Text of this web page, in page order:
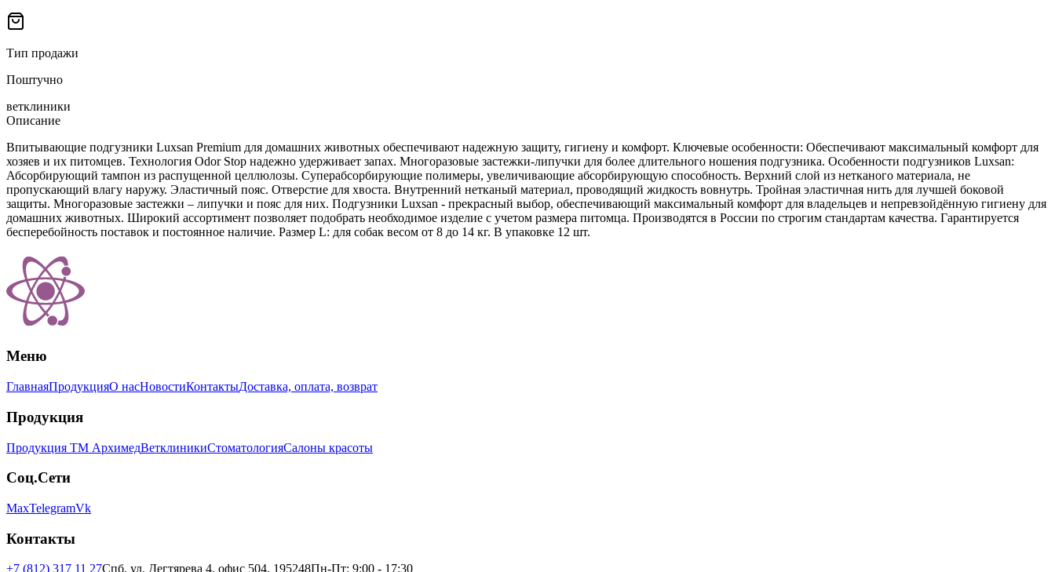
Тип продажи
Поштучно
ветклиники
Описание
Впитывающие подгузники Luxsan Premium для домашних животных обеспечивают надежную защиту, гигиену и комфорт. Ключевые особенности: Обеспечивают максимальный комфорт для
хозяев и их питомцев. Технология Odor Stop надежно удерживает запах. Многоразовые застежки-липучки для более длительного ношения подгузника. Особенности подгузников Luxsan:
Абсорбирующий тампон из распущенной целлюлозы. Суперабсорбирующие полимеры, увеличивающие абсорбирующую способность. Верхний слой из нетканого материала, не
пропускающий влагу наружу. Эластичный пояс. Отверстие для хвоста. Внутренний нетканый материал, проводящий жидкость вовнутрь. Тройная эластичная нить для лучшей боковой
защиты. Многоразовые застежки – липучки и пояс для них. Подгузники Luxsan - прекрасный выбор, обеспечивающий максимальный комфорт для владельцев и непревзойдённую гигиену для
домашних животных. Широкий ассортимент позволяет подобрать необходимое изделие с учетом размера питомца. Производятся в России по строгим стандартам качества. Гарантируется
бесперебойность поставок и постоянное наличие. Размер L: для собак весом от 8 до 14 кг. В упаковке 12 шт.
Меню
ГлавнаяПродукцияО насНовостиКонтактыДоставка, оплата, возврат
Продукция
Продукция ТМ АрхимедВетклиникиСтоматологияСалоны красоты
Соц.Сети
MaxTelegramVk
Контакты
+7 (812) 317 11 27Спб, ул. Дегтярева 4, офис 504, 195248Пн-Пт: 9:00 - 17:30